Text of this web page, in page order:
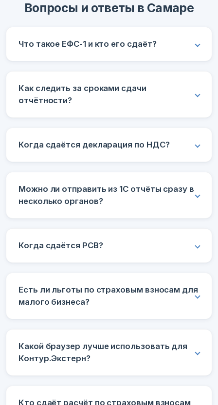
Вопросы и ответы в Самаре
Что такое ЕФС-1 и кто его сдаёт?
Как следить за сроками сдачи
отчётности?
Когда сдаётся декларация по НДС?
Можно ли отправить из 1С отчёты сразу в
несколько органов?
Когда сдаётся РСВ?
Есть ли льготы по страховым взносам для
малого бизнеса?
Какой браузер лучше использовать для
Контур.Экстерн?
Кто сдаёт расчёт по страховым взносам